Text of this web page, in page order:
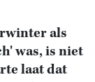
als
was, is niet
laat dat